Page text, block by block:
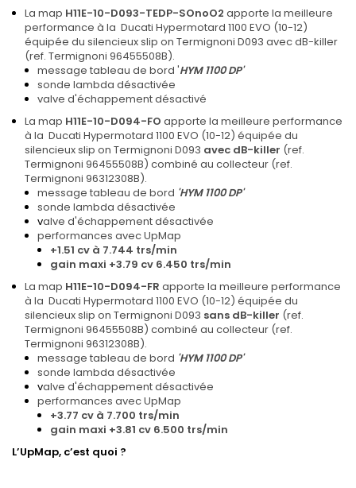
La map H11E-10-D093-TEDP-SOnoO2 apporte la meilleure
performance à la Ducati Hypermotard 1100 EVO (10-12)
équipée du silencieux slip on Termignoni D093 avec dB-killer
(ref. Termignoni 96455508B).
message tableau de bord 'HYM 1100 DP'
sonde lambda désactivée
valve d'échappement désactivé
La map H11E-10-D094-FO apporte la meilleure performance
à la Ducati Hypermotard 1100 EVO (10-12) équipée du
silencieux slip on Termignoni D093 avec dB-killer (ref.
Termignoni 96455508B) combiné au collecteur (ref.
Termignoni 96312308B).
message tableau de bord 'HYM 1100 DP'
sonde lambda désactivée
valve d'échappement désactivée
performances avec UpMap
+1.51 cv à 7.744 trs/min
gain maxi +3.79 cv 6.450 trs/min
La map H11E-10-D094-FR apporte la meilleure performance
à la Ducati Hypermotard 1100 EVO (10-12) équipée du
silencieux slip on Termignoni D093 sans dB-killer (ref.
Termignoni 96455508B) combiné au collecteur (ref.
Termignoni 96312308B).
message tableau de bord 'HYM 1100 DP'
sonde lambda désactivée
valve d'échappement désactivée
performances avec UpMap
+3.77 cv à 7.700 trs/min
gain maxi +3.81 cv 6.500 trs/min
L’UpMap, c’est quoi ?